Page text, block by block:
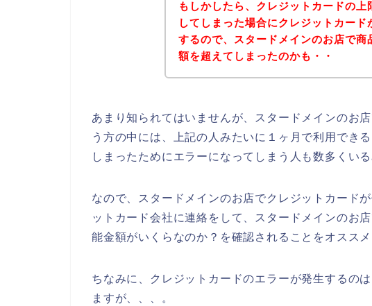
もしかしたら、クレジットカードの上
してしまった場合にクレジットカード
するので、スタードメインのお店で商
額を超えてしまったのかも・・
あまり知られてはいませんが、スタードメインのお
う方の中には、上記の人みたいに１ヶ月で利用でき
しまったためにエラーになってしまう人も数多くいる
なので、スタードメインのお店でクレジットカード
ットカード会社に連絡をして、スタードメインのお
能金額がいくらなのか？を確認されることをオスス
ちなみに、クレジットカードのエラーが発生するの
ますが、、、。